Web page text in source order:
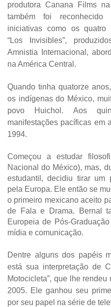
produtora Canana Films
também foi
iniciativas como os quatro
“Los Invisibles”,
Amnistia Internacional,
na América Central.
Quando tinha quatorze
os indígenas do México,
povo Huichol. Aos
manifestações pacíficas em
1994.
Começou a estudar
Nacional do México), mas,
estudantil, decidiu tirar um
pela Europa. Ele então se
o primeiro mexicano aceito
de Fala e Drama. Bernal
Europeia de Pós-
mídia e comunicação.
Dentre alguns dos papéis
está sua interpretação de
Motocicleta”, que lhe
2005. Ele ganhou seu
por seu papel na série de